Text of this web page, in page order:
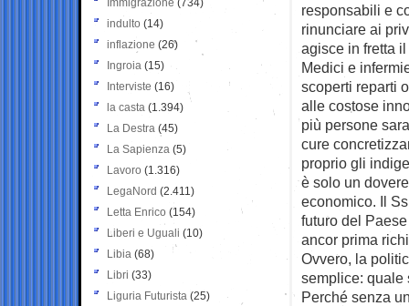
responsabili e
rinunciare ai
agisce in fretta
Medici e
scoperti reparti
alle costose
più persone
cure
proprio gli
è solo un
economico. Il
futuro del
ancor prima
Ovvero, la
semplice: quale
Perché senza
Immigrazione (734)
indulto (14)
inflazione (26)
Ingroia (15)
Interviste (16)
la casta (1.394)
La Destra (45)
La Sapienza (5)
Lavoro (1.316)
LegaNord (2.411)
Letta Enrico (154)
Liberi e Uguali (10)
Libia (68)
Libri (33)
Liguria Futurista (25)